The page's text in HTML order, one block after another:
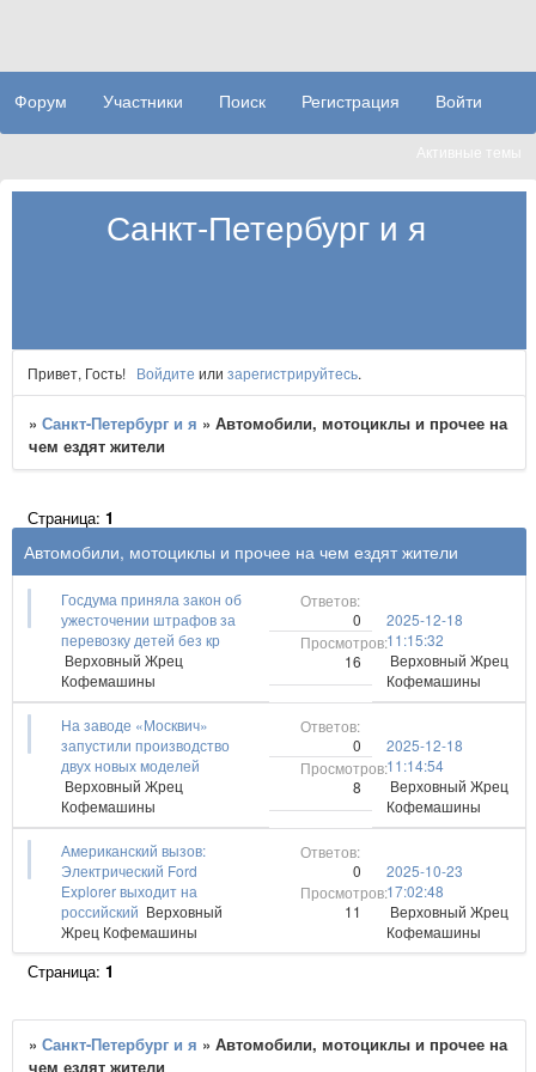
Санкт-Петербург и я
Форум Участники Поиск Регистрация Войти
Активные темы
Привет, Гость! Войдите или зарегистрируйтесь.
»Санкт-Петербург и я »Автомобили, мотоциклы и прочее на
чем ездят жители
Автомобили, мотоциклы и прочее на чем ездят жители
Страница:1
Госдума приняла закон об
ужесточении штрафов за
перевозку детей без кр
Верховный Жрец
Кофемашины
0
16
2025-12-18
11:15:32
Верховный Жрец
Кофемашины
На заводе «Москвич»
запустили производство
двух новых моделей
Верховный Жрец
Кофемашины
0
8
2025-12-18
11:14:54
Верховный Жрец
Кофемашины
Американский вызов:
Электрический Ford
Explorer выходит на
российский Верховный
Жрец Кофемашины
0
11
2025-10-23
17:02:48
Верховный Жрец
Кофемашины
Страница:1
»Санкт-Петербург и я »Автомобили, мотоциклы и прочее на
чем ездят жители